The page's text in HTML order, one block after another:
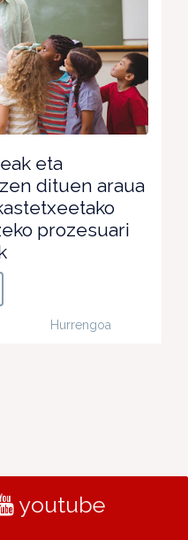
eta
dituen araua
prozesuari
Hurrengoa
youtube